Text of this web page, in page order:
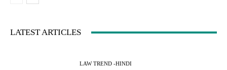
LATEST ARTICLES
LAW TREND -HINDI